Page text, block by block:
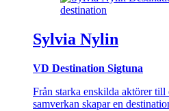
Sylvia Nylin
VD Destination Sigtuna
Från starka enskilda aktörer
samverkan skapar en